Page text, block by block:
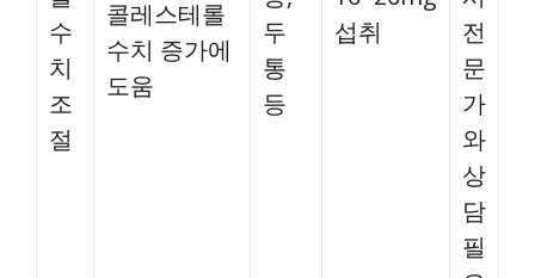
수
치
조
절
콜레스테롤
수치 증가에
도움
두
통
등
섭취
전
문
가
와
상
담
필